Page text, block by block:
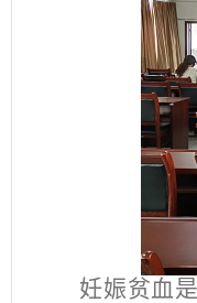
妊娠贫血